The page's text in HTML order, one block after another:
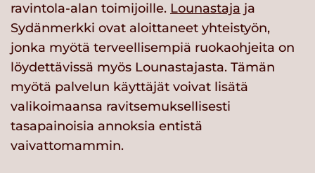
ravintola-alan toimijoille. Lounastaja ja
Sydänmerkki ovat aloittaneet yhteistyön,
jonka myötä terveellisempiä ruokaohjeita on
löydettävissä myös Lounastajasta. Tämän
myötä palvelun käyttäjät voivat lisätä
valikoimaansa ravitsemuksellisesti
tasapainoisia annoksia entistä
vaivattomammin.